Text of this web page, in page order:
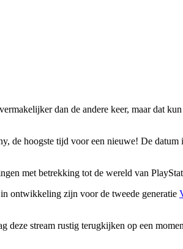
dan de andere keer, maar dat
de hoogste tijd voor een nieuwe! De
met betrekking tot de wereld van
ontwikkeling zijn voor de tweede generatie
stream rustig terugkijken op een